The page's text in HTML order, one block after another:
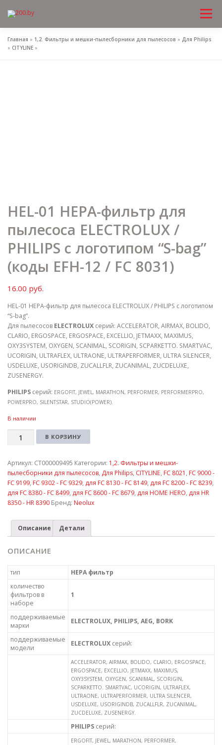
Главная » 1,2. Фильтры и мешки-пылесборники для пылесосов » Для Philips
» CITYLINE »
HEL-01 HEPA-фильтр для
пылесоса ELECTROLUX /
PHILIPS с логотипом “S-bag”
(коды EFH-12 / FC 8031)
16.00 руб.
HEL-01 HEPA-фильтр для пылесоса ELECTROLUX / PHILIPS с логотипом
“S-bag”.
Для пылесосов ELECTROLUX серий: ACCELERATOR, AIRMAX, BOLIDO,
CLARIO, ERGOSPACE, ERGOSPACE, EXCELLIO, JETMAXX, MAXIMUS,
OXY3SYSTEM, OXYGEN, SCANIMAL, SCORIGIN, SCPARKETTO. SMARTVAC,
UCORIGIN, ULTRAFLEX, ULTRAONE, ULTRAPERFORMER, ULTRA SILENCER,
USDELUXE, USORIGINDB, ZUCALLFLR, ZUCANIMAL, ZUCDELUXE,
ZUSENERGY.
PHILIPS серий: ERGOFIT, JEWEL, MARATHON, PERFORMER, PERFORMERPRO,
POWERPRO, SILENTSTAR, STUDIO(POWER).
В наличии
Количество В КОРЗИНУ
Артикул: СТ000009495 Категории: 1,2. Фильтры и мешки-
пылесборники для пылесосов, Для Philips, CITYLINE, FC 8021 , FC 9000 -
FC 9199, FC 9302 - FC 9329, для FC 8130 - FC 8149, для FC 8200 - FC 8239,
для FC 8380 - FC 8499, для FC 8600 - FC 8679, для HOME HERO, для HR
8350 - HR 8390 Бренд: Neolux
Описание Детали
ОПИСАНИЕ
тип
HEPA фильтр
количество
фильтров в
наборе
1
поддерживаемые
марки
ELECTROLUX, PHILIPS, AEG, BORK
поддерживаемые
модели
ELECTROLUX серий:
ACCELERATOR, AIRMAX, BOLIDO, CLARIO, ERGOSPACE,
ERGOSPACE, EXCELLIO, JETMAXX, MAXIMUS,
OXY3SYSTEM, OXYGEN, SCANIMAL, SCORIGIN,
SCPARKETTO. SMARTVAC, UCORIGIN, ULTRAFLEX,
ULTRAONE, ULTRAPERFORMER, ULTRA SILENCER,
USDELUXE, USORIGINDB, ZUCALLFLR, ZUCANIMAL,
ZUCDELUXE, ZUSENERGY.
PHILIPS серий:
ERGOFIT, JEWEL, MARATHON, PERFORMER,